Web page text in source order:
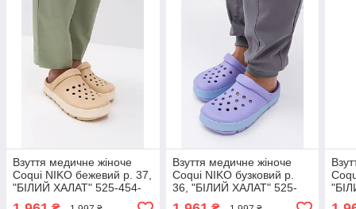
Взуття медичне жіноче
Coqui NIKO бежевий р. 37,
"БІЛИЙ ХАЛАТ" 525-454-
864
Взуття медичне жіноче
Coqui NIKO бузковий р.
36, "БІЛИЙ ХАЛАТ" 525-
507-864
864